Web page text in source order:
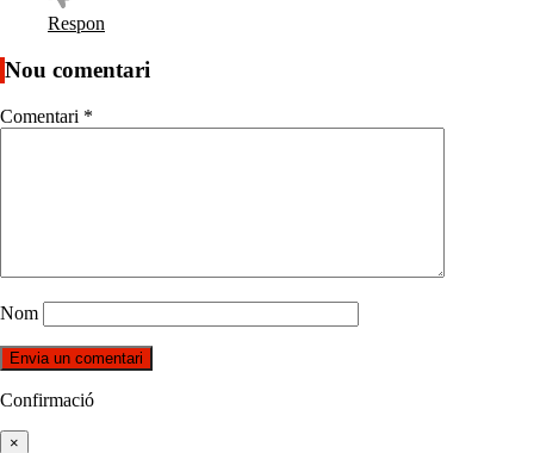
Respon
Nou comentari
Comentari *
Nom
Confirmació
×